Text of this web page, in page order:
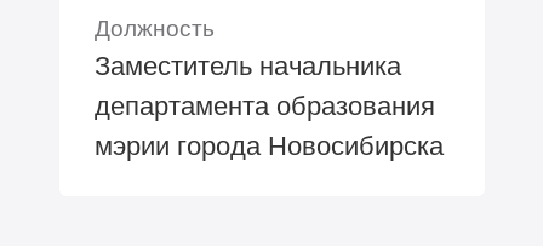
Должность
Заместитель начальника
департамента образования
мэрии города Новосибирска